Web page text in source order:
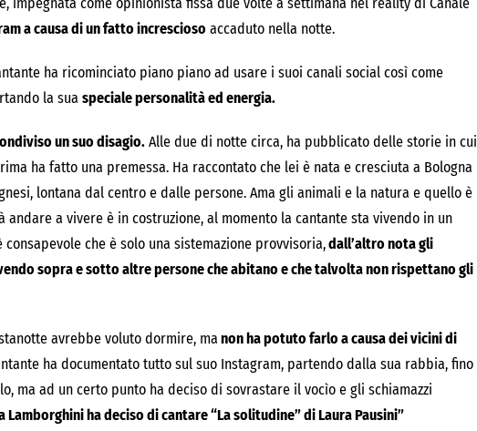
a causa di un fatto increscioso accaduto nella notte.
ha ricominciato piano piano ad usare i suoi canali social così come
la sua speciale personalità ed energia.
un suo disagio. Alle due di notte circa, ha pubblicato delle storie in cui
ha fatto una premessa. Ha raccontato che lei è nata e cresciuta a Bologna
lontana dal centro e dalle persone. Ama gli animali e la natura e quello è
andare a vivere è in costruzione, al momento la cantante sta vivendo in un
che è solo una sistemazione provvisoria,dall’altro nota gli
sopra e sotto altre persone che abitano e che talvolta non rispettano gli
avrebbe voluto dormire, ma non ha potuto farlo a causa dei vicini di
ha documentato tutto sul suo Instagram, partendo dalla sua rabbia, fino
ma ad un certo punto ha deciso di sovrastare il vocìo e gli schiamazzi
Lamborghini ha deciso di cantare “La solitudine” di Laura Pausini”